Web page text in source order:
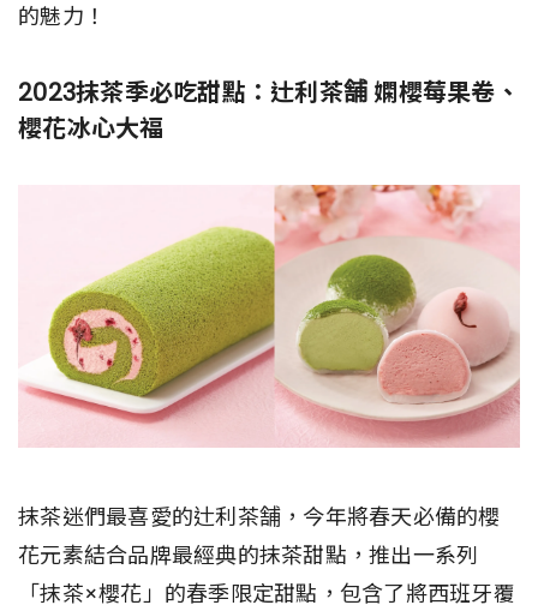
的魅力！
2023抹茶季必吃甜點：辻利茶舗 嫻櫻莓果卷、
櫻花冰心大福
抹茶迷們最喜愛的辻利茶舗，今年將春天必備的櫻
花元素結合品牌最經典的抹茶甜點，推出一系列
「抹茶×櫻花」的春季限定甜點，包含了將西班牙覆